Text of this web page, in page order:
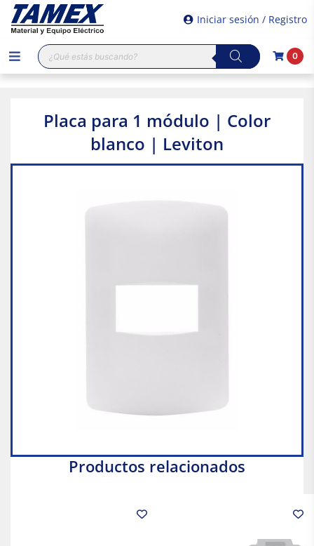
Iniciar sesión / Registro
Búsqueda
de
productos
0
Placa para 1 módulo | Color
blanco | Leviton
Productos relacionados